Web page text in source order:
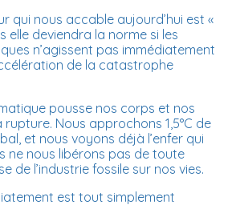
qui nous accable aujourd’hui est «
elle deviendra la norme si les
n’agissent pas immédiatement
de la catastrophe
pousse nos corps et nos
Nous approchons 1,5°C de
et nous voyons déjà l’enfer qui
ne nous libérons pas de toute
de l’industrie fossile sur nos vies.
est tout simplement